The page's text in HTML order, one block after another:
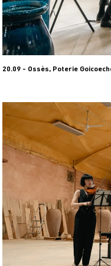
20.09 - Ossès, Poterie